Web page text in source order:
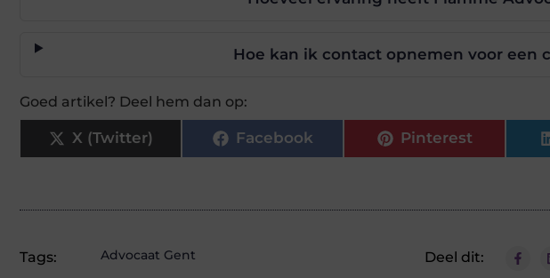
Hoe kan ik contact opnemen voor een
Goed artikel? Deel hem dan op:
X (Twitter) Facebook Pinterest
Tags: Advocaat Gent Deel dit: